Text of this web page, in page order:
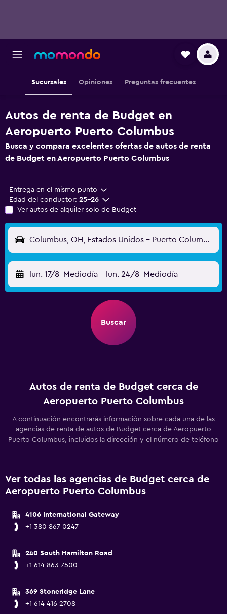
Sucursales Opiniones Preguntas frecuentes
Autos de renta de Budget en
Aeropuerto Puerto Columbus
Busca y compara excelentes ofertas de autos de renta
de Budget en Aeropuerto Puerto Columbus
Entrega en el mismo punto
Edad del conductor: 25-26
Ver autos de alquiler solo de Budget
Columbus, OH, Estados Unidos - Puerto Columbus (CMH)
lun. 17/8 Mediodía - lun. 24/8 Mediodía
Buscar
Autos de renta de Budget cerca de
Aeropuerto Puerto Columbus
A continuación encontrarás información sobre cada una de las
agencias de renta de autos de Budget cerca de Aeropuerto
Puerto Columbus, incluidos la dirección y el número de teléfono
Ver todas las agencias de Budget cerca de
Aeropuerto Puerto Columbus
4106 International Gateway
+1 380 867 0247
240 South Hamilton Road
+1 614 863 7500
369 Stoneridge Lane
+1 614 416 2708